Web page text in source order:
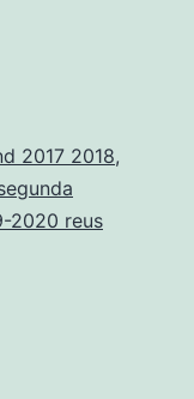
2017 2018,
2020 reus